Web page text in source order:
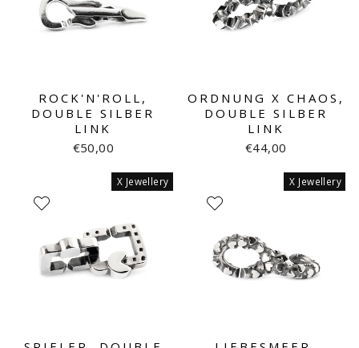
ROCK'N'ROLL,
DOUBLE SILBER
LINK
€50,00
ORDNUNG X CHAOS,
DOUBLE SILBER
LINK
€44,00
X Jewellery X Jewellery